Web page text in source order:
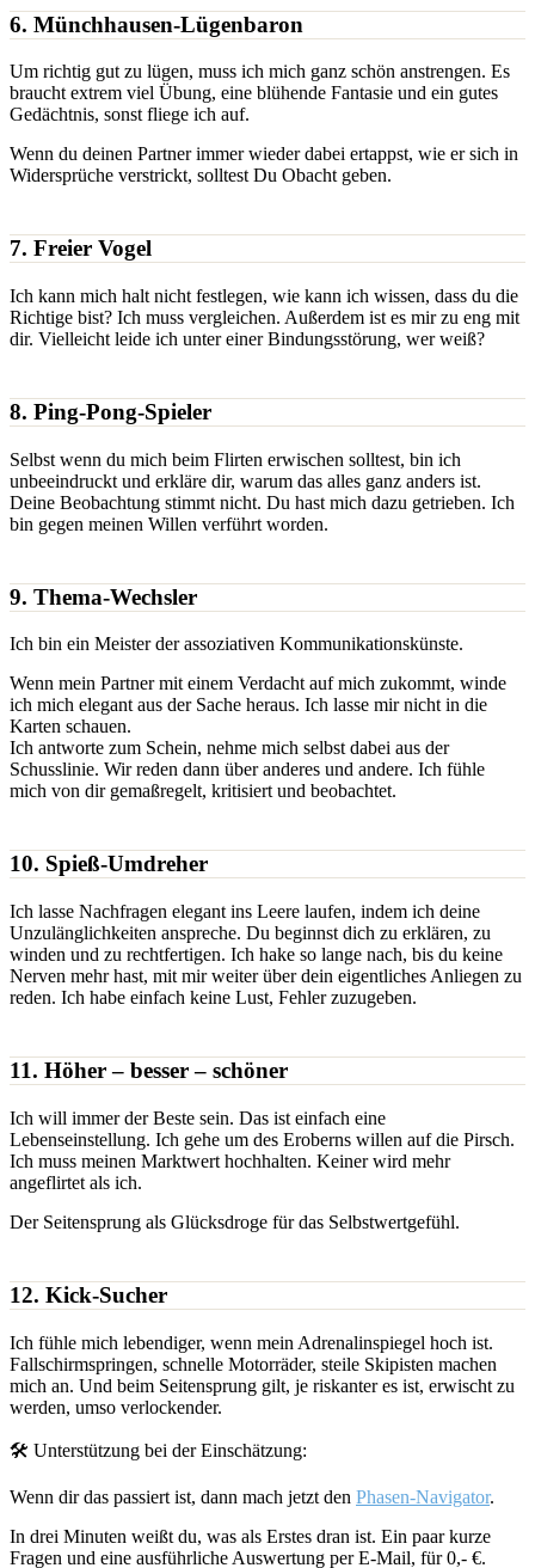
6. Münchhausen-Lügenbaron
Um richtig gut zu lügen, muss ich mich ganz schön anstrengen. Es
braucht extrem viel Übung, eine blühende Fantasie und ein gutes
Gedächtnis, sonst fliege ich auf.
Wenn du deinen Partner immer wieder dabei ertappst, wie er sich in
Widersprüche verstrickt, solltest Du Obacht geben.
7. Freier Vogel
Ich kann mich halt nicht festlegen, wie kann ich wissen, dass du die
Richtige bist? Ich muss vergleichen. Außerdem ist es mir zu eng mit
dir. Vielleicht leide ich unter einer Bindungsstörung, wer weiß?
8. Ping-Pong-Spieler
Selbst wenn du mich beim Flirten erwischen solltest, bin ich
unbeeindruckt und erkläre dir, warum das alles ganz anders ist.
Deine Beobachtung stimmt nicht. Du hast mich dazu getrieben. Ich
bin gegen meinen Willen verführt worden.
9. Thema-Wechsler
Ich bin ein Meister der assoziativen Kommunikationskünste.
Wenn mein Partner mit einem Verdacht auf mich zukommt, winde
ich mich elegant aus der Sache heraus. Ich lasse mir nicht in die
Karten schauen.
Ich antworte zum Schein, nehme mich selbst dabei aus der
Schusslinie. Wir reden dann über anderes und andere. Ich fühle
mich von dir gemaßregelt, kritisiert und beobachtet.
10. Spieß-Umdreher
Ich lasse Nachfragen elegant ins Leere laufen, indem ich deine
Unzulänglichkeiten anspreche. Du beginnst dich zu erklären, zu
winden und zu rechtfertigen. Ich hake so lange nach, bis du keine
Nerven mehr hast, mit mir weiter über dein eigentliches Anliegen zu
reden. Ich habe einfach keine Lust, Fehler zuzugeben.
11. Höher – besser – schöner
Ich will immer der Beste sein. Das ist einfach eine
Lebenseinstellung. Ich gehe um des Eroberns willen auf die Pirsch.
Ich muss meinen Marktwert hochhalten. Keiner wird mehr
angeflirtet als ich.
Der Seitensprung als Glücksdroge für das Selbstwertgefühl.
12. Kick-Sucher
Ich fühle mich lebendiger, wenn mein Adrenalinspiegel hoch ist.
Fallschirmspringen, schnelle Motorräder, steile Skipisten machen
mich an. Und beim Seitensprung gilt, je riskanter es ist, erwischt zu
werden, umso verlockender.
🛠️ Unterstützung bei der Einschätzung:
Wenn dir das passiert ist, dann mach jetzt den Phasen-Navigator.
In drei Minuten weißt du, was als Erstes dran ist. Ein paar kurze
Fragen und eine ausführliche Auswertung per E-Mail, für 0,- €.